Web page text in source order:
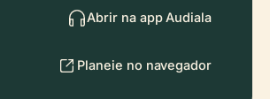
Abrir na app Audiala
Planeie no navegador